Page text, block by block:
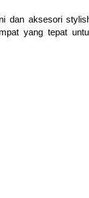
dan aksesori
yang tepat